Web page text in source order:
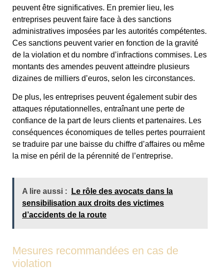
peuvent être significatives. En premier lieu, les
entreprises peuvent faire face à des sanctions
administratives imposées par les autorités compétentes.
Ces sanctions peuvent varier en fonction de la gravité
de la violation et du nombre d’infractions commises. Les
montants des amendes peuvent atteindre plusieurs
dizaines de milliers d’euros, selon les circonstances.
De plus, les entreprises peuvent également subir des
attaques réputationnelles, entraînant une perte de
confiance de la part de leurs clients et partenaires. Les
conséquences économiques de telles pertes pourraient
se traduire par une baisse du chiffre d’affaires ou même
la mise en péril de la pérennité de l’entreprise.
A lire aussi :
Le rôle des avocats dans la
sensibilisation aux droits des victimes
d’accidents de la route
Mesures recommandées en cas de
violation